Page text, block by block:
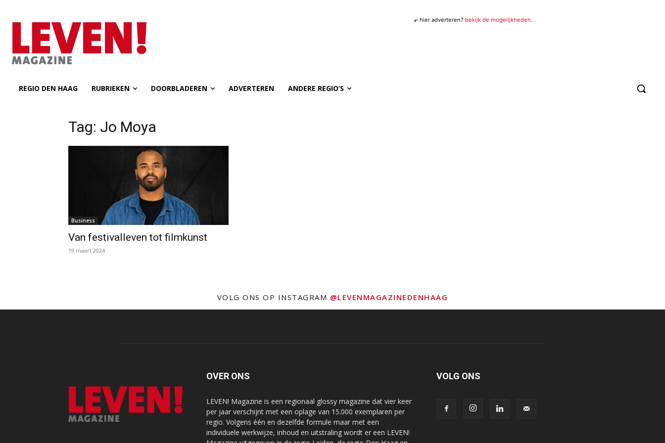
⬐ hier adverteren? bekijk de mogelijkheden.
REGIO DEN HAAG RUBRIEKEN DOORBLADEREN ADVERTEREN ANDERE REGIO’S
Tag: Jo Moya
Business
Van festivalleven tot filmkunst
19 maart 2024
VOLG ONS OP INSTAGRAM @LEVENMAGAZINEDENHAAG
OVER ONS
LEVEN! Magazine is een regionaal glossy magazine dat vier keer
per jaar verschijnt met een oplage van 15.000 exemplaren per
regio. Volgens één en dezelfde formule maar met een
individuele werkwijze, inhoud en uitstraling wordt er een LEVEN!
VOLG ONS